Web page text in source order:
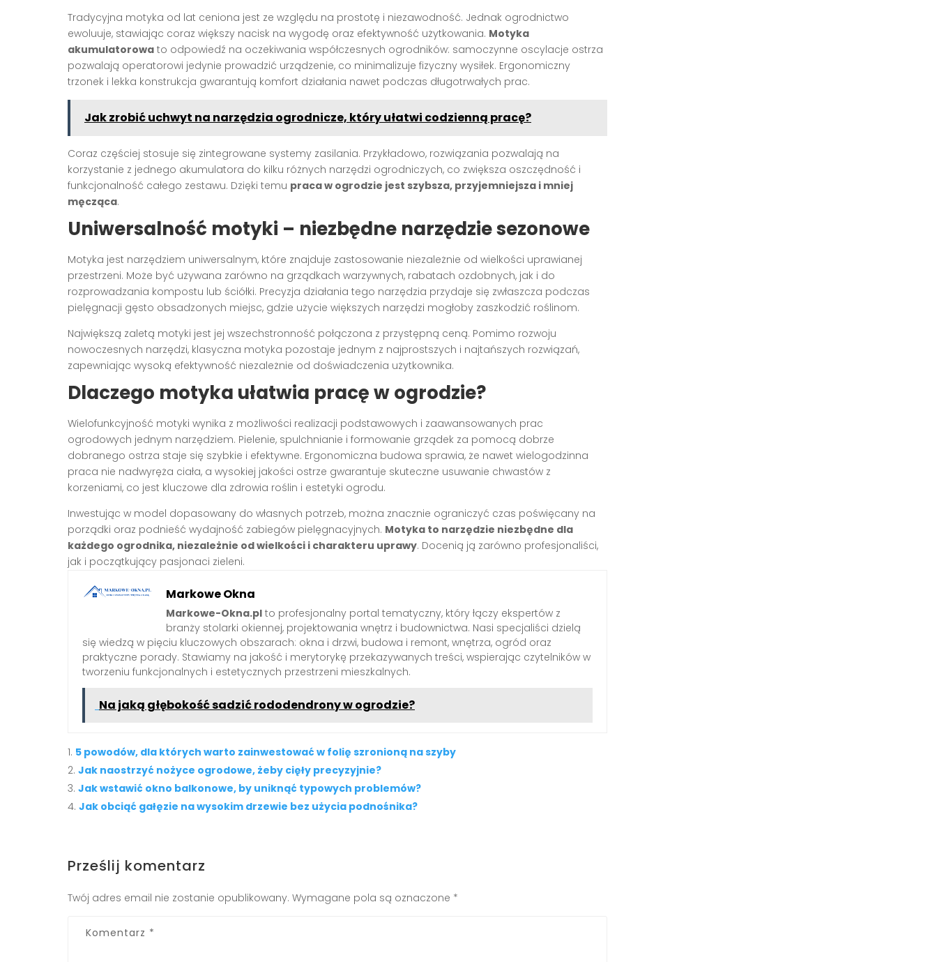
Tradycyjna motyka od lat ceniona jest ze względu na prostotę i niezawodność. Jednak ogrodnictwo
ewoluuje, stawiając coraz większy nacisk na wygodę oraz efektywność użytkowania. Motyka
akumulatorowa to odpowiedź na oczekiwania współczesnych ogrodników: samoczynne oscylacje ostrza
pozwalają operatorowi jedynie prowadzić urządzenie, co minimalizuje fizyczny wysiłek. Ergonomiczny
trzonek i lekka konstrukcja gwarantują komfort działania nawet podczas długotrwałych prac.
Jak zrobić uchwyt na narzędzia ogrodnicze, który ułatwi codzienną pracę?
Coraz częściej stosuje się zintegrowane systemy zasilania. Przykładowo, rozwiązania pozwalają na
korzystanie z jednego akumulatora do kilku różnych narzędzi ogrodniczych, co zwiększa oszczędność i
funkcjonalność całego zestawu. Dzięki temu praca w ogrodzie jest szybsza, przyjemniejsza i mniej
męcząca.
Uniwersalność motyki – niezbędne narzędzie sezonowe
Motyka jest narzędziem uniwersalnym, które znajduje zastosowanie niezależnie od wielkości uprawianej
przestrzeni. Może być używana zarówno na grządkach warzywnych, rabatach ozdobnych, jak i do
rozprowadzania kompostu lub ściółki. Precyzja działania tego narzędzia przydaje się zwłaszcza podczas
pielęgnacji gęsto obsadzonych miejsc, gdzie użycie większych narzędzi mogłoby zaszkodzić roślinom.
Największą zaletą motyki jest jej wszechstronność połączona z przystępną ceną. Pomimo rozwoju
nowoczesnych narzędzi, klasyczna motyka pozostaje jednym z najprostszych i najtańszych rozwiązań,
zapewniając wysoką efektywność niezależnie od doświadczenia użytkownika.
Dlaczego motyka ułatwia pracę w ogrodzie?
Wielofunkcyjność motyki wynika z możliwości realizacji podstawowych i zaawansowanych prac
ogrodowych jednym narzędziem. Pielenie, spulchnianie i formowanie grządek za pomocą dobrze
dobranego ostrza staje się szybkie i efektywne. Ergonomiczna budowa sprawia, że nawet wielogodzinna
praca nie nadwyręża ciała, a wysokiej jakości ostrze gwarantuje skuteczne usuwanie chwastów z
korzeniami, co jest kluczowe dla zdrowia roślin i estetyki ogrodu.
Inwestując w model dopasowany do własnych potrzeb, można znacznie ograniczyć czas poświęcany na
porządki oraz podnieść wydajność zabiegów pielęgnacyjnych. Motyka to narzędzie niezbędne dla
każdego ogrodnika, niezależnie od wielkości i charakteru uprawy. Docenią ją zarówno profesjonaliści,
jak i początkujący pasjonaci zieleni.
Markowe Okna
Markowe-Okna.pl to profesjonalny portal tematyczny, który łączy ekspertów z
branży stolarki okiennej, projektowania wnętrz i budownictwa. Nasi specjaliści dzielą
się wiedzą w pięciu kluczowych obszarach: okna i drzwi, budowa i remont, wnętrza, ogród oraz
praktyczne porady. Stawiamy na jakość i merytorykę przekazywanych treści, wspierając czytelników w
tworzeniu funkcjonalnych i estetycznych przestrzeni mieszkalnych.
Na jaką głębokość sadzić rododendrony w ogrodzie?
5 powodów, dla których warto zainwestować w folię szronioną na szyby
Jak naostrzyć nożyce ogrodowe, żeby cięły precyzyjnie?
Jak wstawić okno balkonowe, by uniknąć typowych problemów?
Jak obciąć gałęzie na wysokim drzewie bez użycia podnośnika?
Prześlij komentarz
Twój adres email nie zostanie opublikowany. Wymagane pola są oznaczone *